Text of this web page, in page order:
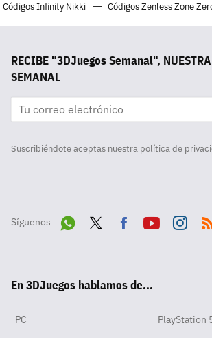
Códigos Infinity Nikki
Códigos Zenless Zone
RECIBE "3DJuegos Semanal", NUESTRA
SEMANAL
Suscribiéndote aceptas nuestra política de
Síguenos
pp
ok
En 3DJuegos hablamos de...
PC PlayStation